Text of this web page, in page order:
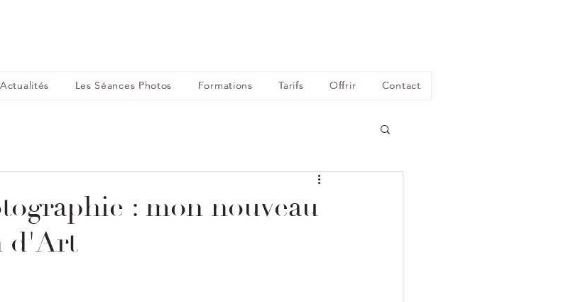
Actualités Les Séances Photos Formations Tarifs Offrir Contact
: mon nouveau
d'Art